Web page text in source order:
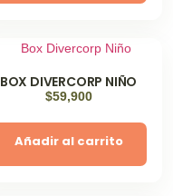
BOX DIVERCORP NIÑO
$59,900
Añadir al carrito